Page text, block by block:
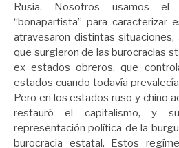
Rusia. Nosotros usamos
“bonapartista” para caracterizar
atravesaron distintas
que surgieron de las burocracias
ex estados obreros, que
estados cuando todavía
Pero en los estados ruso y chino
restauró el capitalismo, y
representación política de la
burocracia estatal. Estos